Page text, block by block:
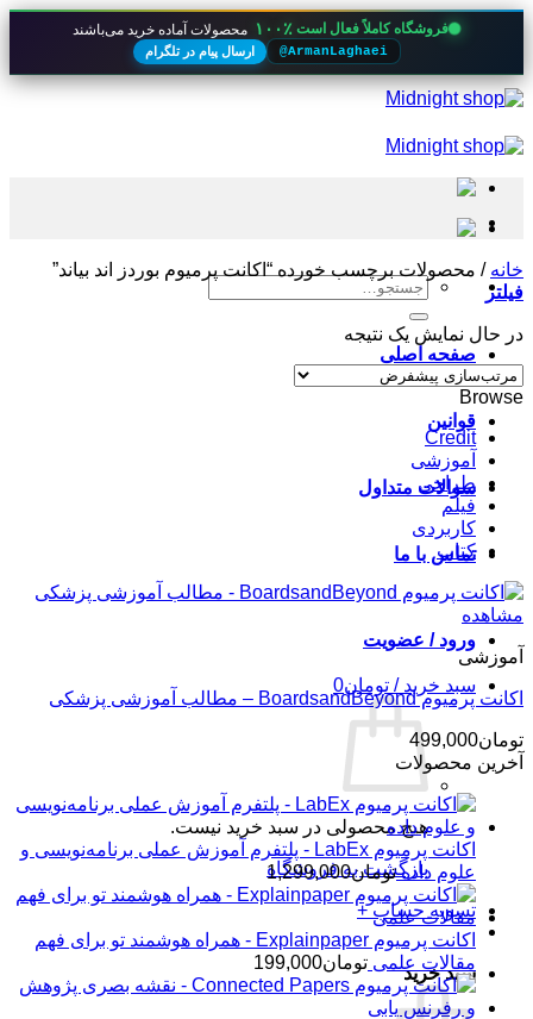
فروشگاه کاملاً فعال است ۱۰۰٪ محصولات آماده خرید می‌باشند
@ArmanLaghaei ارسال پیام در تلگرام
Skip
to
جستجو
صفحه اصلی
قوانین
سوالات متداول
تماس با ما
ورود / عضویت
سبد خرید / تومان0
هیچ محصولی در سبد خرید نیست.
بازگشت به فروشگاه
تسویه حساب +
سبد خرید
خانه / محصولات برچسب خورده “اکانت پرمیوم بوردز اند بیاند”
فیلتر
در حال نمایش یک نتیجه
Browse
Credit
آموزشی
طراحی
فیلم
کاربردی
کتاب
مشاهده
آموزشی
اکانت پرمیوم BoardsandBeyond – مطالب آموزشی پزشکی
تومان499,000
آخرین محصولات
اکانت پرمیوم LabEx - پلتفرم آموزش عملی برنامه‌نویسی و
علوم داده تومان1,299,000
اکانت پرمیوم Explainpaper - همراه هوشمند تو برای فهم
مقالات علمی تومان199,000